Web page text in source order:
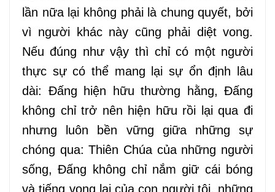
lần nữa lại không phải là chung quyết, bởi
vì người khác này cũng phải diệt vong.
Nếu đúng như vậy thì chỉ có một người
thực sự có thể mang lại sự ổn định lâu
dài: Đấng hiện hữu thường hằng, Đấng
không chỉ trở nên hiện hữu rồi lại qua đi
nhưng luôn bền vững giữa những sự
chóng qua: Thiên Chúa của những người
sống, Đấng không chỉ nắm giữ cái bóng
và tiếng vọng lại của con người tôi, những